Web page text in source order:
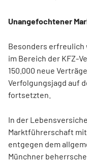
Unangefochtener
Besonders erfreulich
im Bereich der KFZ-
150.000 neue
Verfolgungsjagd auf
fortsetzten.
In der
Marktführerschaft mit
entgegen dem
Münchner